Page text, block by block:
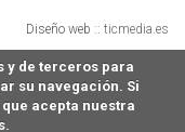
Diseño web :: ticmedia.es
y de terceros para
su navegación. Si
acepta nuestra